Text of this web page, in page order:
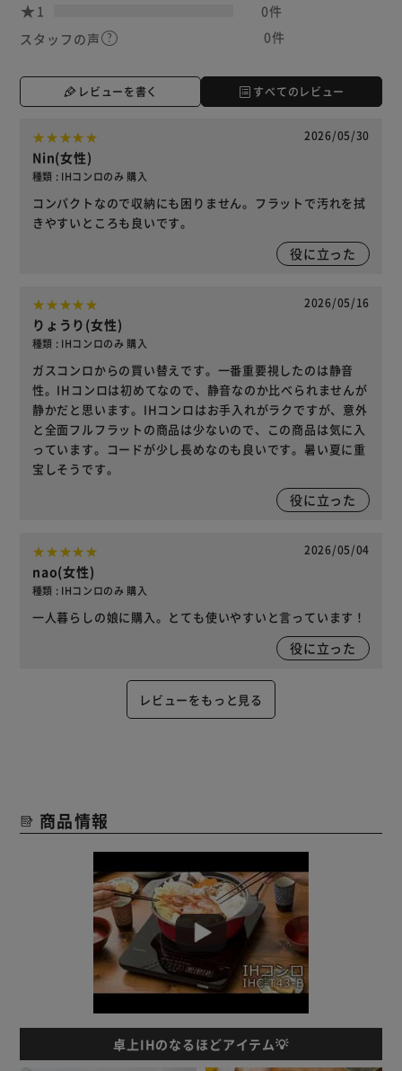
1
0件
スタッフの声
0件
レビューを書く すべてのレビュー
2026/05/30
Nin(女性)
種類 : IHコンロのみ 購入
コンパクトなので収納にも困りません。フラットで汚れを拭
きやすいところも良いです。
役に立った
2026/05/16
りょうり(女性)
種類 : IHコンロのみ 購入
ガスコンロからの買い替えです。一番重要視したのは静音
性。IHコンロは初めてなので、静音なのか比べられませんが
静かだと思います。IHコンロはお手入れがラクですが、意外
と全面フルフラットの商品は少ないので、この商品は気に入
っています。コードが少し長めなのも良いです。暑い夏に重
宝しそうです。
役に立った
2026/05/04
nao(女性)
種類 : IHコンロのみ 購入
一人暮らしの娘に購入。とても使いやすいと言っています！
役に立った
レビューをもっと見る
商品情報
卓上IHのなるほどアイテム💡